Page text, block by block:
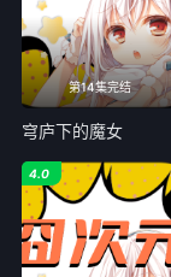
第14集完结
穹庐下的魔女
4.0